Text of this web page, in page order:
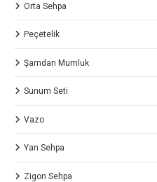
Orta Sehpa
Peçetelik
Şamdan Mumluk
Sunum Seti
Vazo
Yan Sehpa
Zigon Sehpa